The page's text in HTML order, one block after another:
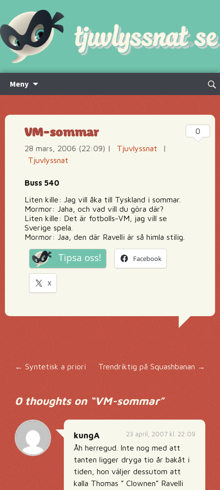
Meny
innehåll
Sök
VM-sommar
28 mars, 2006 (22:09) | Tjuvlyssnat
|
Tjuvlyssnat
Buss 540
Liten kille: Jag vill åka till Tyskland i sommar.
Mormor: Jaha, och vad vill du göra där?
Liten kille: Det är fotbolls-VM, jag vill se
Sverige spela.
Mormor: Jaa, den där Ravelli är så himla stilig.
Tipsa oss! Facebook
X
0
Inläggsnavigering
← Syntetisk a priori Trendriktig på Squashbanan→
0 thoughts on “VM-sommar”
23 april, 2007 kl. 22:09
kungA
Åh herregud. Inte nog med att
tanten ligger dryga tio år bakåt i
tiden, hon väljer dessutom att
kalla Thomas ” Clownen” Ravelli